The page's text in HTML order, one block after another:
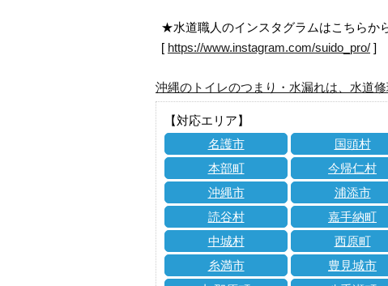
★水道職人のインスタグラムはこちらか
[ https://www.instagram.com/suido_pro/ ]
沖縄のトイレのつまり・水漏れは、水道
【対応エリア】
名護市
国頭村
本部町
今帰仁村
沖縄市
浦添市
読谷村
嘉手納町
中城村
西原町
糸満市
豊見城市